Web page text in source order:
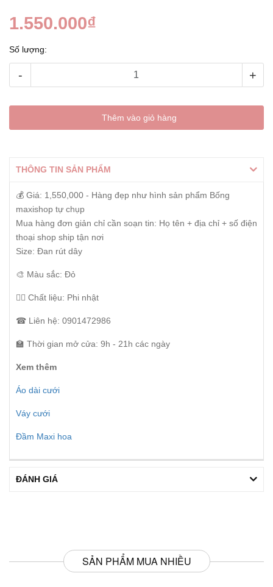
1.550.000₫
Số lượng:
- +
Thêm vào giỏ hàng
THÔNG TIN SẢN PHẨM
💰 Giá: 1,550,000 - Hàng đẹp như hình sản phẩm Bống
maxishop tự chụp
Mua hàng đơn giản chỉ cần soạn tin: Họ tên + địa chỉ + số điện
thoại shop ship tận nơi
Size: Đan rút dây
🎨 Màu sắc: Đỏ
👰‍♀️ Chất liệu: Phi nhật
☎ Liên hệ: 0901472986
🏫 Thời gian mở cửa: 9h - 21h các ngày
Xem thêm
Áo dài cưới
Váy cưới
Đầm Maxi hoa
ĐÁNH GIÁ
SẢN PHẨM MUA NHIỀU